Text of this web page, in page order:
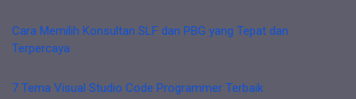
Cara Memilih Konsultan SLF dan PBG yang Tepat dan
Terpercaya
7 Tema Visual Studio Code Programmer Terbaik